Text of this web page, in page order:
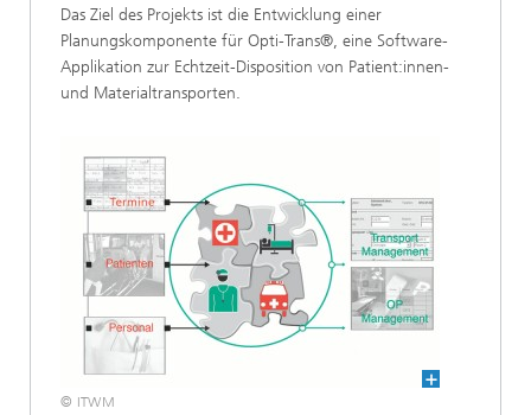
Das Ziel des Projekts ist die Entwicklung einer
Planungskomponente für Opti-Trans®, eine Software-
Applikation zur Echtzeit-Disposition von Patient:innen-
und Materialtransporten.
© ITWM